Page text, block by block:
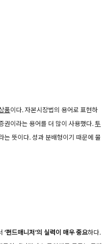
품이다. 자본시장법의 용어로 표현하
권이라는 용어를 더 많이 사용했다.투
는 뜻이다. 성과 분배형이기 때문에 물
‘펀드매니저’의 실력이 매우 중요하다.